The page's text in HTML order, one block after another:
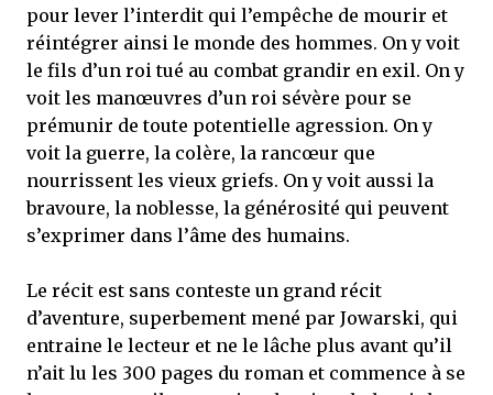
pour lever l’interdit qui l’empêche de mourir et
réintégrer ainsi le monde des hommes. On y voit
le fils d’un roi tué au combat grandir en exil. On y
voit les manœuvres d’un roi sévère pour se
prémunir de toute potentielle agression. On y
voit la guerre, la colère, la rancœur que
nourrissent les vieux griefs. On y voit aussi la
bravoure, la noblesse, la générosité qui peuvent
s’exprimer dans l’âme des humains.
Le récit est sans conteste un grand récit
d’aventure, superbement mené par Jowarski, qui
entraine le lecteur et ne le lâche plus avant qu’il
n’ait lu les 300 pages du roman et commence à se